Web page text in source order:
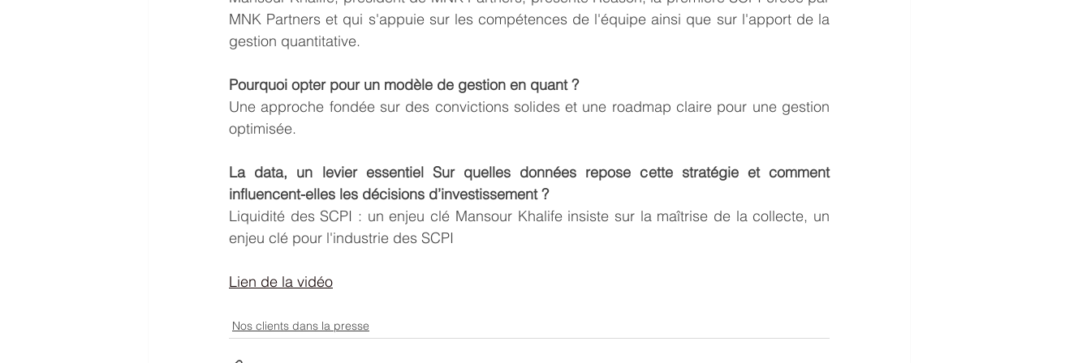
MNK Partners et qui s'appuie sur les compétences de l'équipe ainsi que sur l'apport de la
gestion quantitative.
Pourquoi opter pour un modèle de gestion en quant ?
Une approche fondée sur des convictions solides et une roadmap claire pour une gestion
optimisée.
La data, un levier essentiel Sur quelles données repose cette stratégie et comment
influencent-elles les décisions d’investissement ?
Liquidité des SCPI : un enjeu clé Mansour Khalife insiste sur la maîtrise de la collecte, un
enjeu clé pour l'industrie des SCPI
Lien de la vidéo
Nos clients dans la presse